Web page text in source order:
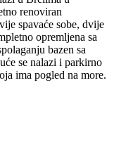
renoviran
spavaće sobe, dvije
opremljena sa
bazen sa
se nalazi i parkirno
ima pogled na more.